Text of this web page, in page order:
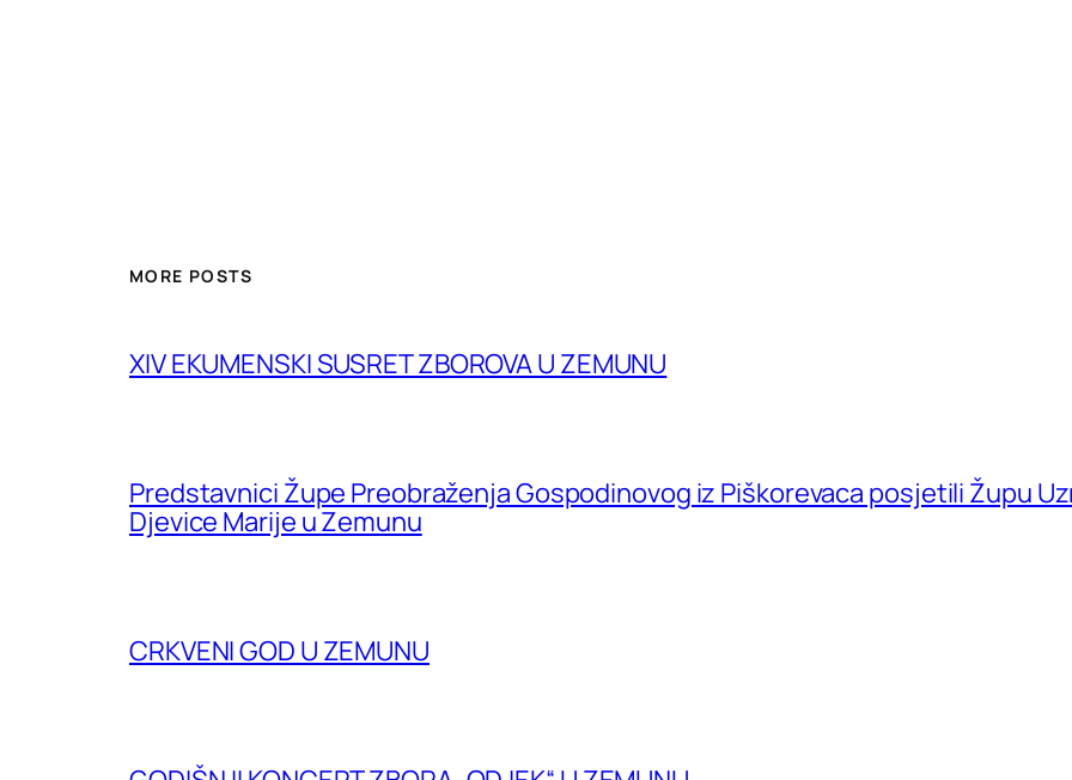
MORE POSTS
XIV EKUMENSKI SUSRET ZBOROVA U ZEMUNU
Predstavnici Župe Preobraženja Gospodinovog iz Piškorevaca posjetili Župu
Djevice Marije u Zemunu
CRKVENI GOD U ZEMUNU